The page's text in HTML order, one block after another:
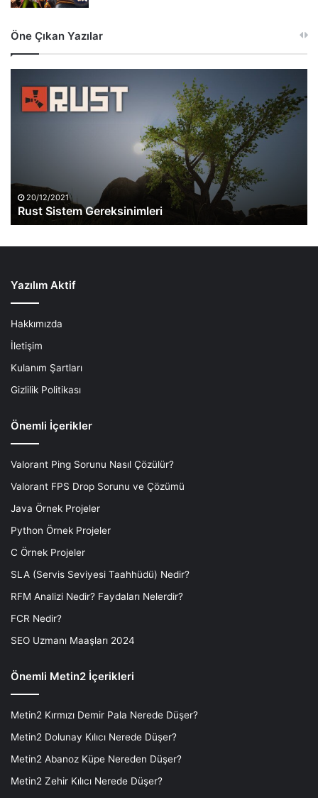
Öne Çıkan Yazılar
Sistem
Gereksinimleri
20/12/2021
Rust Sistem Gereksinimleri
Yazılım Aktif
Hakkımızda
İletişim
Kulanım Şartları
Gizlilik Politikası
Önemli İçerikler
Valorant Ping Sorunu Nasıl Çözülür?
Valorant FPS Drop Sorunu ve Çözümü
Java Örnek Projeler
Python Örnek Projeler
C Örnek Projeler
SLA (Servis Seviyesi Taahhüdü) Nedir?
RFM Analizi Nedir? Faydaları Nelerdir?
FCR Nedir?
SEO Uzmanı Maaşları 2024
Önemli Metin2 İçerikleri
Metin2 Kırmızı Demir Pala Nerede Düşer?
Metin2 Dolunay Kılıcı Nerede Düşer?
Metin2 Abanoz Küpe Nereden Düşer?
Metin2 Zehir Kılıcı Nerede Düşer?